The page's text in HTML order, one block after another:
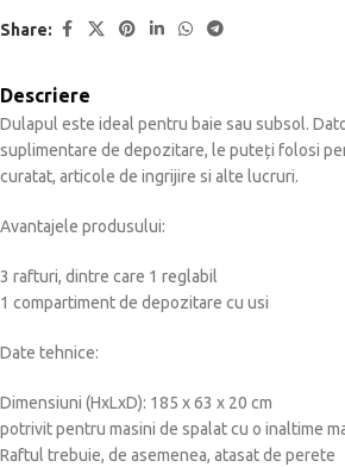
Share:
Descriere
Dulapul este ideal pentru baie sau subsol.
suplimentare de depozitare, le puteți folosi
curatat, articole de ingrijire si alte lucruri.
Avantajele produsului:
3 rafturi, dintre care 1 reglabil
1 compartiment de depozitare cu usi
Date tehnice:
Dimensiuni (HxLxD): 185 x 63 x 20 cm
potrivit pentru masini de spalat cu o inaltime
Raftul trebuie, de asemenea, atasat de perete